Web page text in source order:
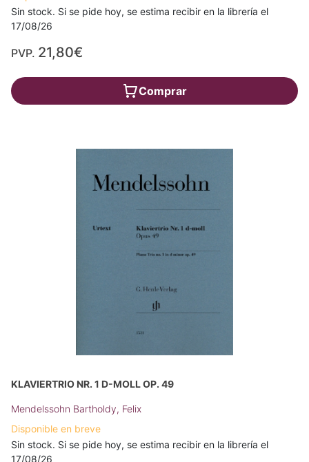
Sin stock. Si se pide hoy, se estima recibir en la librería el
17/08/26
PVP. 21,80€
Comprar
KLAVIERTRIO NR. 1 D-MOLL OP. 49
Mendelssohn Bartholdy, Felix
Disponible en breve
Sin stock. Si se pide hoy, se estima recibir en la librería el
17/08/26